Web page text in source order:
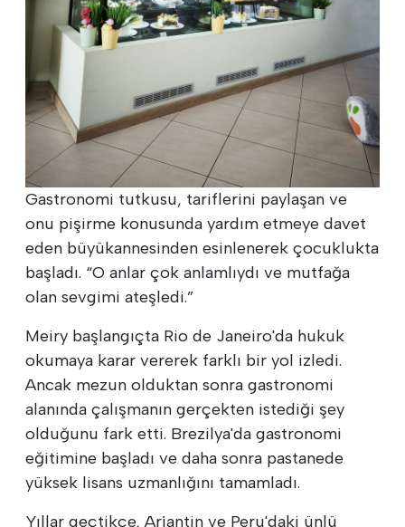
Gastronomi tutkusu, tariflerini paylaşan ve
onu pişirme konusunda yardım etmeye davet
eden büyükannesinden esinlenerek çocuklukta
başladı. “O anlar çok anlamlıydı ve mutfağa
olan sevgimi ateşledi.”
Meiry başlangıçta Rio de Janeiro'da hukuk
okumaya karar vererek farklı bir yol izledi.
Ancak mezun olduktan sonra gastronomi
alanında çalışmanın gerçekten istediği şey
olduğunu fark etti. Brezilya'da gastronomi
eğitimine başladı ve daha sonra pastanede
yüksek lisans uzmanlığını tamamladı.
Yıllar geçtikçe, Arjantin ve Peru'daki ünlü